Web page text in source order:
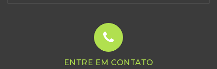
ENTRE EM CONTATO